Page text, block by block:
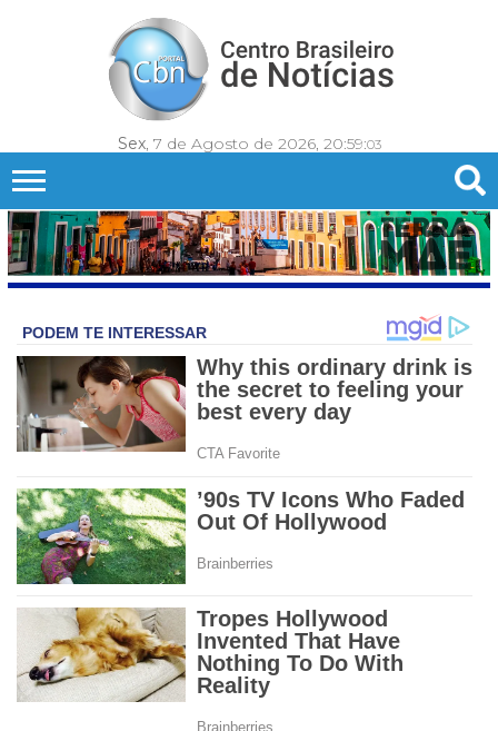
Sex, 7 de Agosto de 2026, 20:59:05